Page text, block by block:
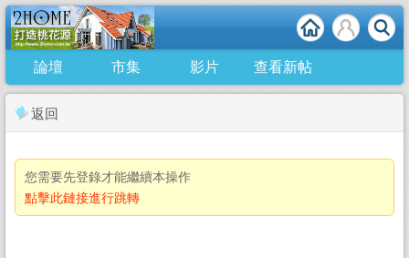
論壇 市集 影片 查看新帖
返回
您需要先登錄才能繼續本操作
點擊此鏈接進行跳轉